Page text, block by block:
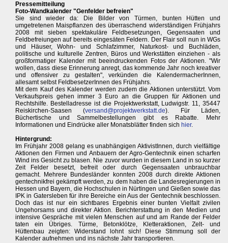
Pressemitteilung
Foto-Wandkalender "Genfelder befreien"
Sie sind wieder da: Die Bilder von Türmen, bunten Hütten und
umgetretenen Maispflanzen des überraschend widerständigen Frühjahrs
2008 mit sieben spektakuläre Feldbesetzungen, Gegensaaten und
Feldbefreiungen auf bereits eingesäten Feldern. Der Flair soll nun in WGs
und Häuser, Wohn- und Schlafzimmer, Naturkost- und Buchläden,
politische und kulturelle Zentren, Büros und Werkstätten einziehen - als
großformatiger Kalender mit beeindruckenden Fotos der Aktionen. "Wir
wollen, dass diese Erinnerung anregt, das kommende Jahr noch kreativer
und offensiver zu gestalten", verkünden die KalendermacherInnen,
allesamt selbst FeldbesetzerInnen des Frühjahrs.
Mit dem Kauf des Kalender werden zudem die Aktionen unterstützt. Vom
Verkaufspreis gehen immer 3 Euro an die Gruppen für Aktionen und
Rechtshilfe. Bestelladresse ist die Projektwerkstatt, Ludwigstr. 11, 35447
Reiskirchen-Saasen (versand@projektwerkstatt.de). Für Läden,
Büchertische und Sammelbestellungen gibt es Rabatte. Mehr
Informationen und Eindrücke aller Monatsblätter finden sich hier.
Hintergrund:
Im Frühjahr 2008 gelang es unabhängigen AktivistInnen, durch vielfältige
Aktionen den Firmen und Anbauern der Agro-Gentechnik einen scharfen
Wind ins Gesicht zu blasen. Nie zuvor wurden in diesem Land in so kurzer
Zeit Felder besetzt, befreit oder durch Gegensaaten unbrauchbar
gemacht. Mehrere Bundesländer konnten 2008 durch direkte Aktionen
gentechnikfrei gekämpft werden, zu dem haben die Landesregierungen in
Hessen und Bayern, die Hochschulen in Nürtingen und Gießen sowie das
IPK in Gatersleben für ihre Bereiche ein Aus der Gentechnik beschlossen.
Doch das ist nur ein sichtbares Ergebnis einer bunten Vielfalt zivilen
Ungehorsams und direkter Aktion. Berichterstattung in den Medien und
intensive Gespräche mit vielen Menschen auf und am Rande der Felder
taten ein Übriges. Türme, Betonklötze, Kletteraktionen, Zelt- und
Hüttenbau zeigten: Widerstand lohnt sich! Diese Stimmung soll der
Kalender aufnehmen und ins nächste Jahr transportieren.